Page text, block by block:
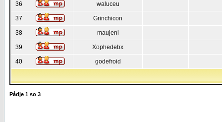
36 waluceu
37 Grinchicon
38 maujeni
39 Xophedebx
40 godefroid
Pådje 1 so 3